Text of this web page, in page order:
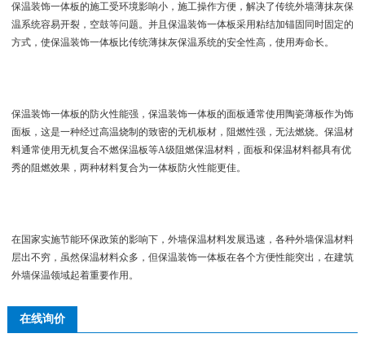
保温装饰一体板的施工受环境影响小，施工操作方便，解决了传统外墙薄抹灰保
温系统容易开裂，空鼓等问题。并且保温装饰一体板采用粘结加锚固同时固定的
方式，使保温装饰一体板比传统薄抹灰保温系统的安全性高，使用寿命长。
保温装饰一体板的防火性能强，保温装饰一体板的面板通常使用陶瓷薄板作为饰
面板，这是一种经过高温烧制的致密的无机板材，阻燃性强，无法燃烧。保温材
料通常使用无机复合不燃保温板等A级阻燃保温材料，面板和保温材料都具有优
秀的阻燃效果，两种材料复合为一体板防火性能更佳。
在国家实施节能环保政策的影响下，外墙保温材料发展迅速，各种外墙保温材料
层出不穷，虽然保温材料众多，但保温装饰一体板在各个方便性能突出，在建筑
外墙保温领域起着重要作用。
在线询价